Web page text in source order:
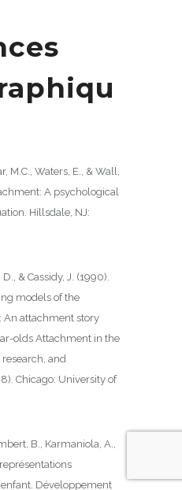
M.C., Waters, E., & Wall,
A psychological
Hillsdale, NJ:
& Cassidy, J. (1990).
models of the
An attachment story
olds Attachment in the
research, and
Chicago: University of
B., Karmaniola, A.,
Développement